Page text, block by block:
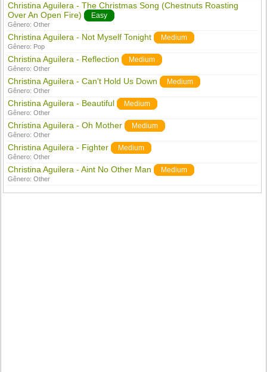
Christina Aguilera - The Christmas Song (Chestnuts Roasting
Over An Open Fire)
Easy
Gênero:Other
Christina Aguilera - Not Myself Tonight Medium
Gênero: Pop
Christina Aguilera - Reflection Medium
Gênero:Other
Christina Aguilera - Can't Hold Us Down Medium
Gênero:Other
Christina Aguilera - Beautiful Medium
Gênero:Other
Christina Aguilera - Oh Mother Medium
Gênero:Other
Christina Aguilera - Fighter Medium
Gênero:Other
Christina Aguilera - Aint No Other Man Medium
Gênero:Other